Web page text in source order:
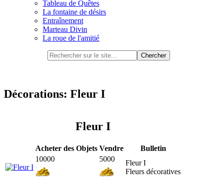
Tableau de Quêtes
La fontaine de désirs
Entraînement
Marteau Divin
La roue de l'amitié
Décorations: Fleur I
Fleur I
Acheter des Objets Vendre
Bulletin
10000
5000
Fleur I
Fleurs décoratives